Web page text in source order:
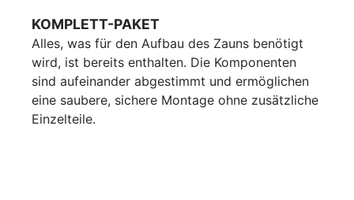
KOMPLETT-PAKET
Alles, was für den Aufbau des Zauns benötigt
wird, ist bereits enthalten. Die Komponenten
sind aufeinander abgestimmt und ermöglichen
eine saubere, sichere Montage ohne zusätzliche
Einzelteile.